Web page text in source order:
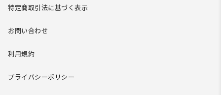
特定商取引法に基づく表示
お問い合わせ
利用規約
プライバシーポリシー